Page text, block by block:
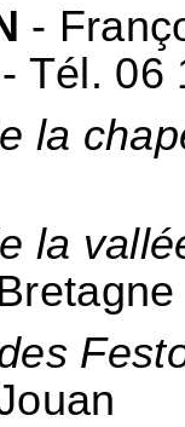
-
Tél. 06
la
la